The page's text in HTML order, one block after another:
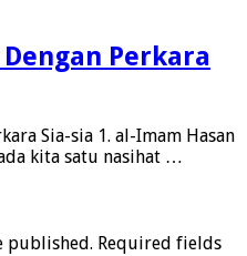
Perkara
Sia-sia 1. al-Imam Hasan
kita satu nasihat …
published. Required fields